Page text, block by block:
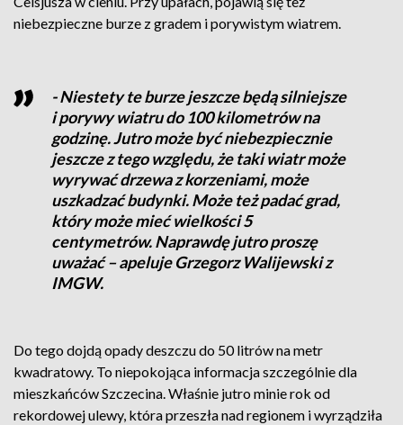
niebezpieczne burze z gradem i porywistym wiatrem.
- Niestety te burze jeszcze będą silniejsze
i porywy wiatru do 100 kilometrów na
godzinę. Jutro może być niebezpiecznie
jeszcze z tego względu, że taki wiatr może
wyrywać drzewa z korzeniami, może
uszkadzać budynki. Może też padać grad,
który może mieć wielkości 5
centymetrów. Naprawdę jutro proszę
uważać – apeluje Grzegorz Walijewski z
IMGW.
Do tego dojdą opady deszczu do 50 litrów na metr
kwadratowy. To niepokojąca informacja szczególnie dla
mieszkańców Szczecina. Właśnie jutro minie rok od
rekordowej ulewy, która przeszła nad regionem i wyrządziła